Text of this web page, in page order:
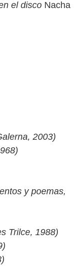
el disco Nacha
2003)
y poemas,
Trilce, 1988)